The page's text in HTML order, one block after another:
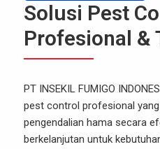
Solusi Pest
Profesional &
PT INSEKIL FUMIGO
pest control profesional
pengendalian hama secara
berkelanjutan untuk